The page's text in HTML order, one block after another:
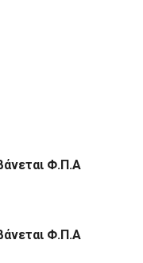
Φ.Π.Α
Φ.Π.Α